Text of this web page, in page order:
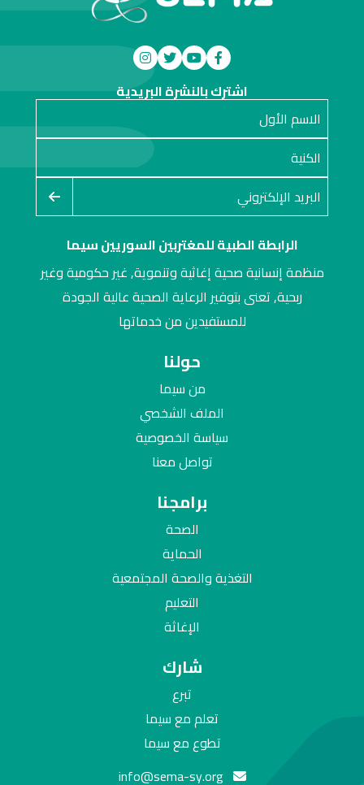
الرابطة الطبية للمغتربين السوريين سيما
منظمة إنسانية صحية إغاثية وتنموية, غير حكومية وغير
ربحية, تعنى بتوفير الرعاية الصحية عالية الجودة
للمستفيدين من خدماتها
info@sema-sy.org
اشترك بالنشرة البريدية
حولنا
من سيما
الملف الشخصي
سياسة الخصوصية
تواصل معنا
برامجنا
الصحة
الحماية
التغذية والصحة المجتمعية
التعليم
الإغاثة
شارك
تبرع
تعلم مع سيما
تطوع مع سيما